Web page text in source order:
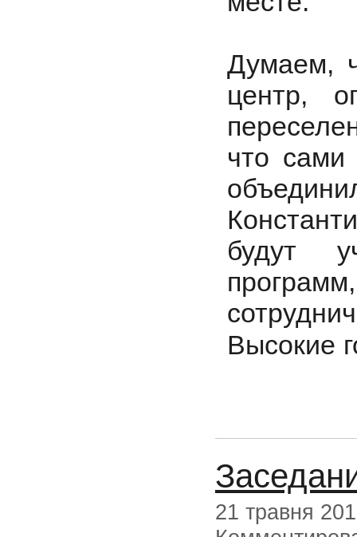
Думаем,
центр,
что сами
будут
Высокие
21 травня